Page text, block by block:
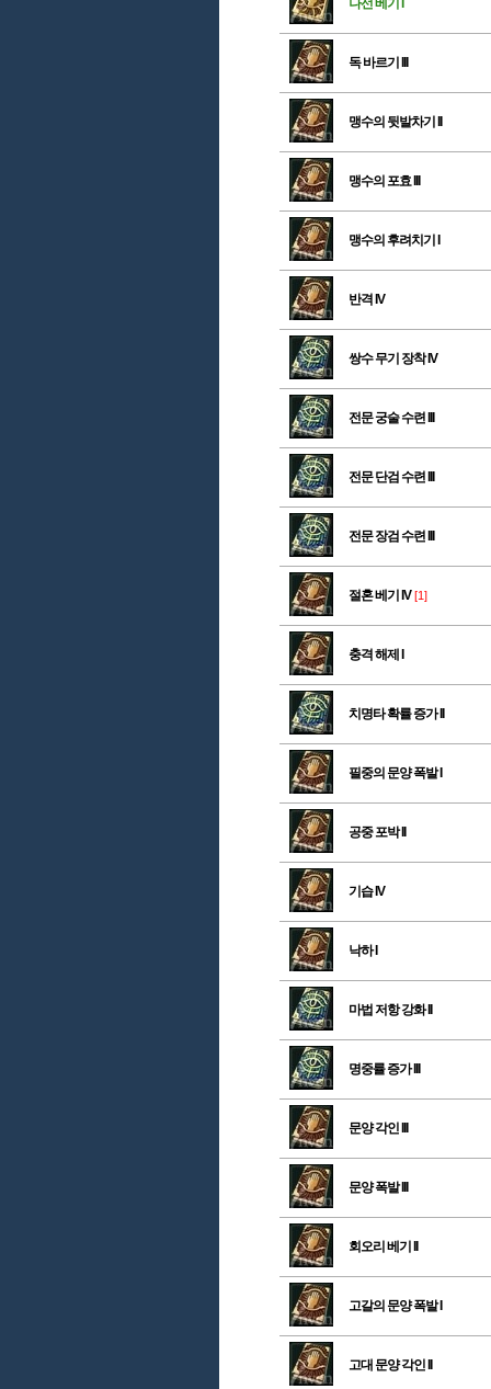
나선 베기 I
독 바르기 III
맹수의 뒷발차기 II
맹수의 포효 III
맹수의 후려치기 I
반격 IV
쌍수 무기 장착 IV
전문 궁술 수련 III
전문 단검 수련 III
전문 장검 수련 III
절혼 베기 IV [1]
충격 해제 I
치명타 확률 증가 II
필중의 문양 폭발 I
공중 포박 II
기습 IV
낙하 I
마법 저항 강화 II
명중률 증가 III
문양 각인 III
문양 폭발 III
회오리 베기 II
고갈의 문양 폭발 I
고대 문양 각인 II